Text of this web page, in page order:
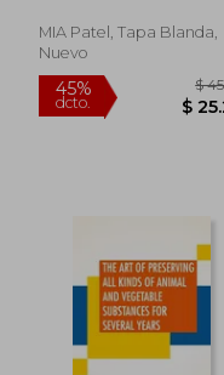
MIA Patel, Tapa Blanda,
Nuevo